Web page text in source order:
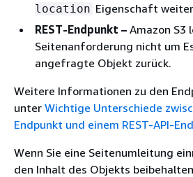
location Eigenschaft
REST-Endpunkt – Amazon S3
Seitenanforderung nicht um
angefragte Objekt zurück.
Weitere Informationen zu den
unter Wichtige Unterschiede
Endpunkt und einem REST-API-
Wenn Sie eine Seitenumleitung
den Inhalt des Objekts